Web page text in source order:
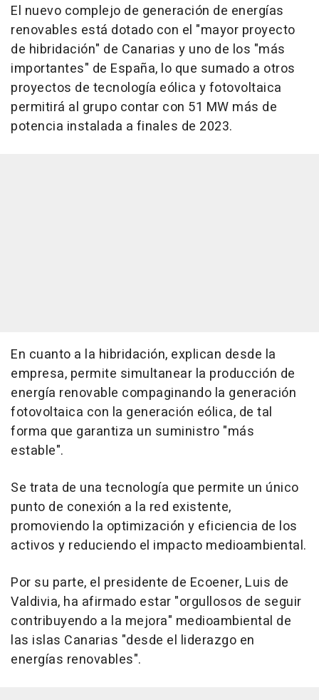
El nuevo complejo de generación de energías
renovables está dotado con el "mayor proyecto
de hibridación" de Canarias y uno de los "más
importantes" de España, lo que sumado a otros
proyectos de tecnología eólica y fotovoltaica
permitirá al grupo contar con 51 MW más de
potencia instalada a finales de 2023.
En cuanto a la hibridación, explican desde la
empresa, permite simultanear la producción de
energía renovable compaginando la generación
fotovoltaica con la generación eólica, de tal
forma que garantiza un suministro "más
estable".
Se trata de una tecnología que permite un único
punto de conexión a la red existente,
promoviendo la optimización y eficiencia de los
activos y reduciendo el impacto medioambiental.
Por su parte, el presidente de Ecoener, Luis de
Valdivia, ha afirmado estar "orgullosos de seguir
contribuyendo a la mejora" medioambiental de
las islas Canarias "desde el liderazgo en
energías renovables".